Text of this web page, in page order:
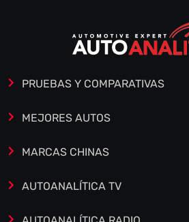
PRUEBAS Y COMPARATIVAS
MEJORES AUTOS
MARCAS CHINAS
AUTOANALÍTICA TV